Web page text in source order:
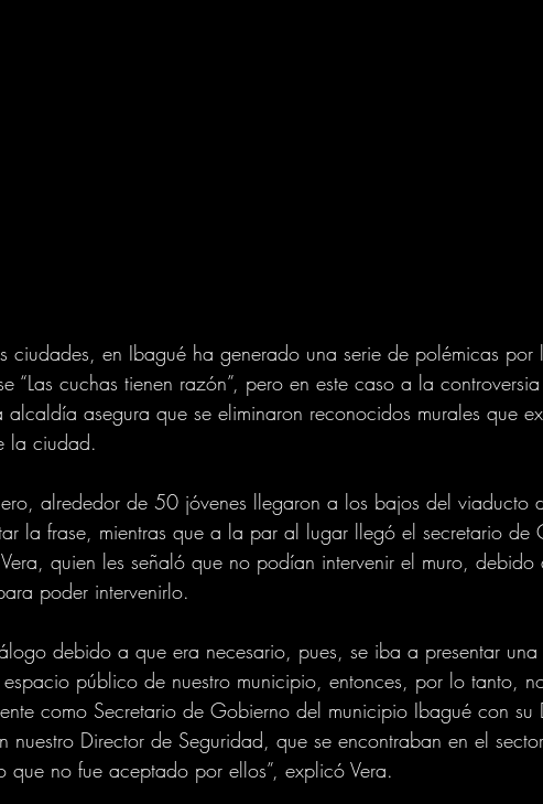
ciudades, en Ibagué ha generado una serie de polémicas por
“Las cuchas tienen razón”, pero en este caso a la
alcaldía asegura que se eliminaron reconocidos murales que
la ciudad.
alrededor de 50 jóvenes llegaron a los bajos del viaducto
la frase, mientras que a la par al lugar llegó el secretario de
quien les señaló que no podían intervenir el muro, debido
poder intervenirlo.
debido a que era necesario, pues, se iba a presentar una
público de nuestro municipio, entonces, por lo tanto,
como Secretario de Gobierno del municipio Ibagué con su
nuestro Director de Seguridad, que se encontraban en el
que no fue aceptado por ellos”, explicó Vera.